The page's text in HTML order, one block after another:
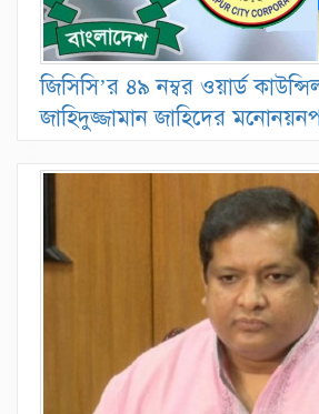
জিসিসি’র ৪৯ নম্বর ওয়ার্ড
জাহিদুজ্জামান জাহিদের